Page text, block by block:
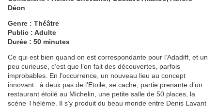
Déon
Genre : Théâtre
Public : Adulte
Durée : 50 minutes
Ce qui est bien quand on est correspondante pour l’Adadiff, et un
peu curieuse, c’est que l’on fait des découvertes, parfois
improbables. En l’occurrence, un nouveau lieu au concept
innovant : à deux pas de l’Etoile, se cache, partie prenante d’un
restaurant étoilé au Michelin, une petite salle de 50 places, la
scène Thélème. Il s’y produit du beau monde entre Denis Lavant